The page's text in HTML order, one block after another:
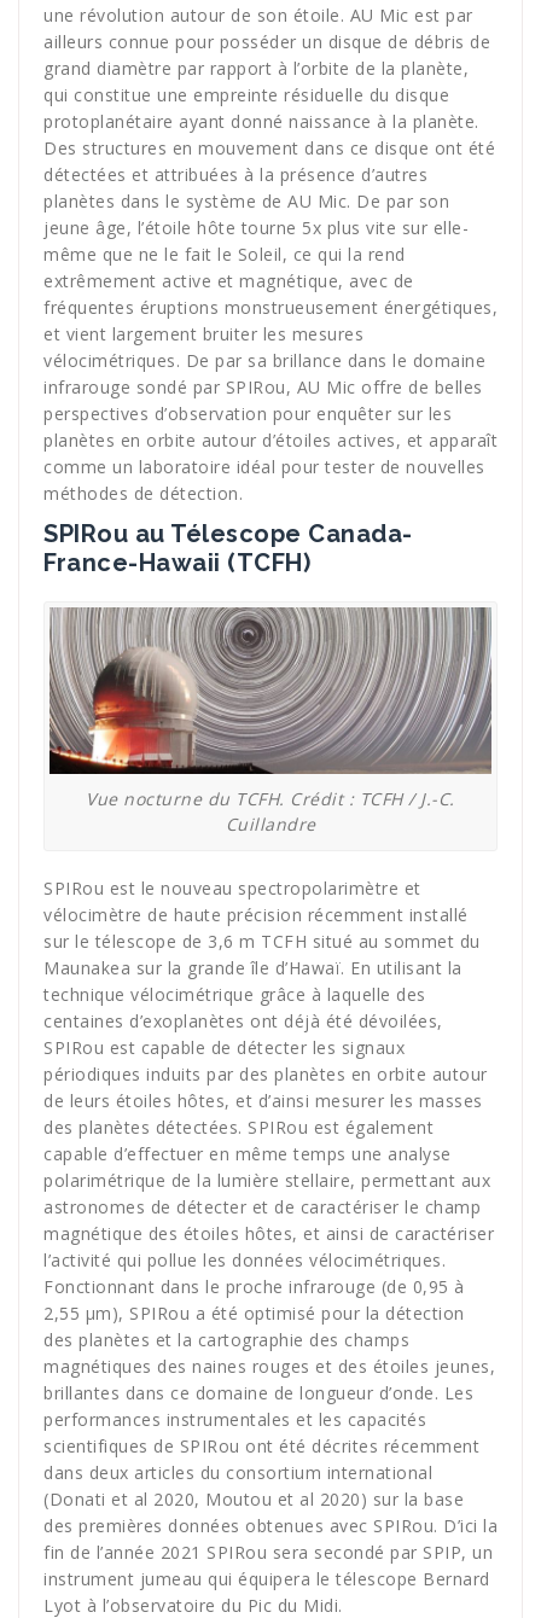
une révolution autour de son étoile. AU Mic est par
ailleurs connue pour posséder un disque de débris de
grand diamètre par rapport à l’orbite de la planète,
qui constitue une empreinte résiduelle du disque
protoplanétaire ayant donné naissance à la planète.
Des structures en mouvement dans ce disque ont été
détectées et attribuées à la présence d’autres
planètes dans le système de AU Mic. De par son
jeune âge, l’étoile hôte tourne 5x plus vite sur elle-
même que ne le fait le Soleil, ce qui la rend
extrêmement active et magnétique, avec de
fréquentes éruptions monstrueusement énergétiques,
et vient largement bruiter les mesures
vélocimétriques. De par sa brillance dans le domaine
infrarouge sondé par SPIRou, AU Mic offre de belles
perspectives d’observation pour enquêter sur les
planètes en orbite autour d’étoiles actives, et apparaît
comme un laboratoire idéal pour tester de nouvelles
méthodes de détection.
SPIRou au Télescope Canada-
France-Hawaii (TCFH)
Vue nocturne du TCFH. Crédit : TCFH / J.-C.
Cuillandre
SPIRou est le nouveau spectropolarimètre et
vélocimètre de haute précision récemment installé
sur le télescope de 3,6 m TCFH situé au sommet du
Maunakea sur la grande île d’Hawaï. En utilisant la
technique vélocimétrique grâce à laquelle des
centaines d’exoplanètes ont déjà été dévoilées,
SPIRou est capable de détecter les signaux
périodiques induits par des planètes en orbite autour
de leurs étoiles hôtes, et d’ainsi mesurer les masses
des planètes détectées. SPIRou est également
capable d’effectuer en même temps une analyse
polarimétrique de la lumière stellaire, permettant aux
astronomes de détecter et de caractériser le champ
magnétique des étoiles hôtes, et ainsi de caractériser
l’activité qui pollue les données vélocimétriques.
Fonctionnant dans le proche infrarouge (de 0,95 à
2,55 µm), SPIRou a été optimisé pour la détection
des planètes et la cartographie des champs
magnétiques des naines rouges et des étoiles jeunes,
brillantes dans ce domaine de longueur d’onde. Les
performances instrumentales et les capacités
scientifiques de SPIRou ont été décrites récemment
dans deux articles du consortium international
(Donati et al 2020, Moutou et al 2020) sur la base
des premières données obtenues avec SPIRou. D’ici la
fin de l’année 2021 SPIRou sera secondé par SPIP, un
instrument jumeau qui équipera le télescope Bernard
Lyot à l’observatoire du Pic du Midi.